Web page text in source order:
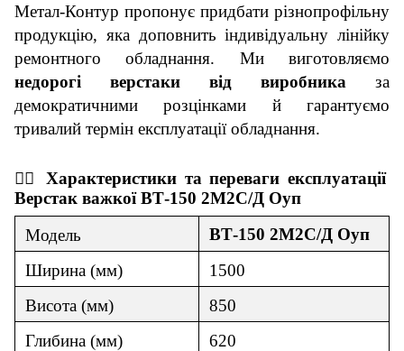
Метал-Контур пропонує придбати різнопрофільну
продукцію, яка доповнить індивідуальну лінійку
ремонтного обладнання. Ми виготовляємо
недорогі верстаки від виробника за
демократичними розцінками й гарантуємо
тривалий термін експлуатації обладнання.
👇🏼 Характеристики та переваги експлуатації
Верстак важкоїВТ-150 2М2С/Д Оуп
Модель
ВТ-150 2М2С/Д Оуп
Ширина (мм)
1500
Висота (мм)
850
Глибина (мм)
620